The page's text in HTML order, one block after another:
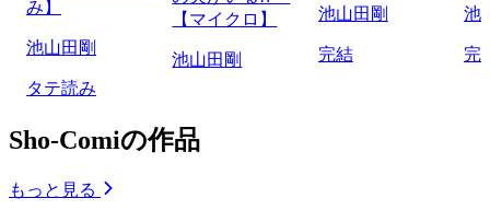
み】
池山田剛
タテ読み
【マイクロ】
池山田剛
池山田剛
完結
池
完
Sho-Comiの作品
もっと見る